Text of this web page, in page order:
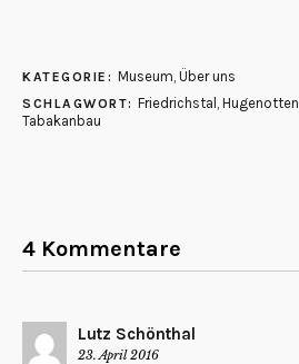
KATEGORIE: Museum Über uns
SCHLAGWORT: Friedrichstal Hugenotten
Tabakanbau
4 Kommentare
Lutz Schönthal
23. April 2016